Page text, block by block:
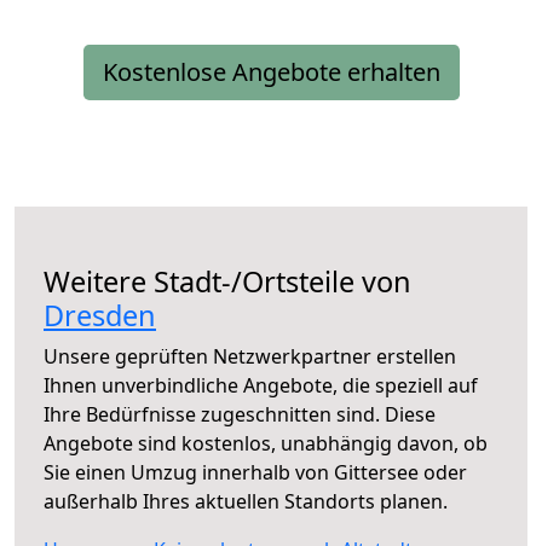
Kostenlose Angebote erhalten
Weitere Stadt-/Ortsteile von
Dresden
Unsere geprüften Netzwerkpartner erstellen
Ihnen unverbindliche Angebote, die speziell auf
Ihre Bedürfnisse zugeschnitten sind. Diese
Angebote sind kostenlos, unabhängig davon, ob
Sie einen Umzug innerhalb von Gittersee oder
außerhalb Ihres aktuellen Standorts planen.